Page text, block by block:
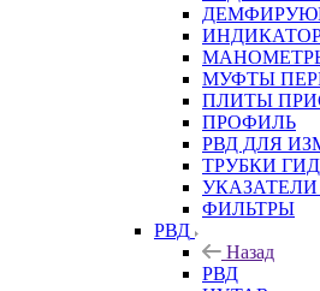
МУФТЫ
ПЛИТЫ
ПРОФИЛЬ
РВД ДЛЯ
ТРУБКИ
ФИЛЬТРЫ
РВД
Назад
РВД